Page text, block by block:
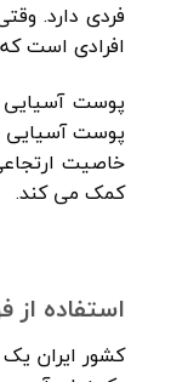
فردی دارد.
افرادی است
پوست
پوست آسیایی
خاصیت
کمک می کند.
استفاده از